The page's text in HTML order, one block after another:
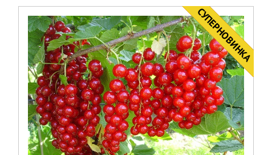
НОВИНКА
CУПЕРНОВИНКА